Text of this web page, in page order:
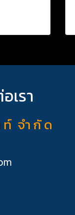
เรา
ท์ จำ กั ด